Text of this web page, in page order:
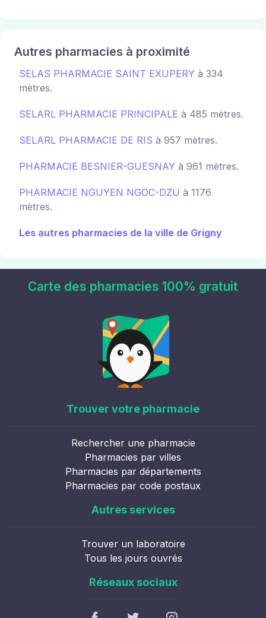
Autres pharmacies à proximité
SELAS PHARMACIE SAINT EXUPERY à 334
mètres.
SELARL PHARMACIE PRINCIPALE à 485 mètres.
SELARL PHARMACIE DE RIS à 957 mètres.
PHARMACIE BESNIER-GUESNAY à 961 mètres.
PHARMACIE NGUYEN NGOC-DZU à 1176
mètres.
Les autres pharmacies de la ville de Grigny
Carte des pharmacies 100% gratuit
Trouver votre pharmacie
Rechercher une pharmacie
Pharmacies par villes
Pharmacies par départements
Pharmacies par code postaux
Autres services
Trouver un laboratoire
Tous les jours ouvrés
Réseaux sociaux